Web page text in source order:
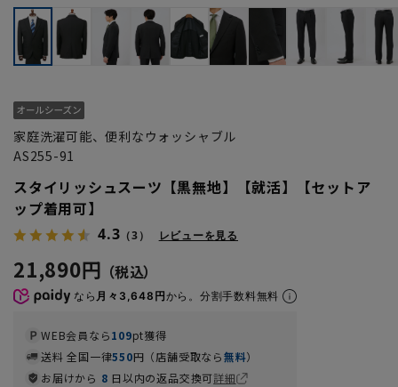
家庭洗濯可能、便利なウォッシャブル
AS255-91
スタイリッシュスーツ【黒無地】【就活】【セットア
ップ着用可】
4.3 （3） レビューを見る
21,890円
なら 月々3,648円から。分割手数料無料
WEB会員なら109pt獲得
送料 全国一律550円（店舗受取なら無料）
お届けから 8 日以内の返品交換可詳細